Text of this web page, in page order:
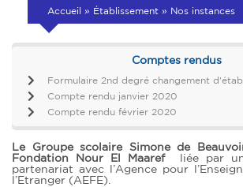
Accueil » Établissement » Nos instances
Comptes rendus
Formulaire 2nd degré changement
Compte rendu janvier 2020
Compte rendu février 2020
Le Groupe scolaire Simone de
Fondation Nour El Maarefliée par
partenariat avec l’Agence pour
l’Etranger (AEFE).